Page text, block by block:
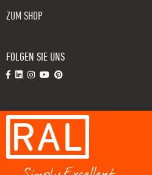
ZUM SHOP
FOLGEN SIE UNS